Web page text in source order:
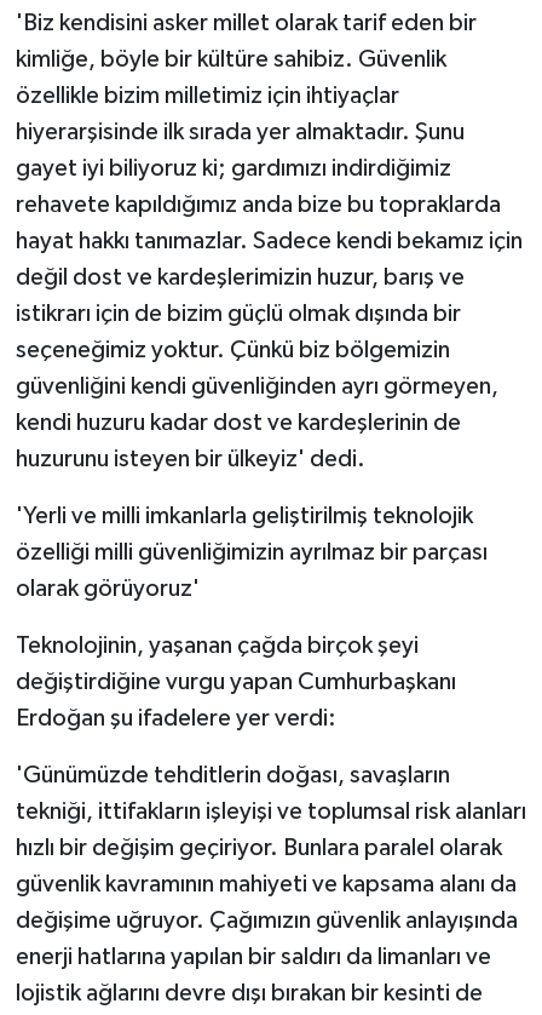
'Biz kendisini asker millet olarak tarif eden bir
kimliğe, böyle bir kültüre sahibiz. Güvenlik
özellikle bizim milletimiz için ihtiyaçlar
hiyerarşisinde ilk sırada yer almaktadır. Şunu
gayet iyi biliyoruz ki; gardımızı indirdiğimiz
rehavete kapıldığımız anda bize bu topraklarda
hayat hakkı tanımazlar. Sadece kendi bekamız için
değil dost ve kardeşlerimizin huzur, barış ve
istikrarı için de bizim güçlü olmak dışında bir
seçeneğimiz yoktur. Çünkü biz bölgemizin
güvenliğini kendi güvenliğinden ayrı görmeyen,
kendi huzuru kadar dost ve kardeşlerinin de
huzurunu isteyen bir ülkeyiz' dedi.
'Yerli ve milli imkanlarla geliştirilmiş teknolojik
özelliği milli güvenliğimizin ayrılmaz bir parçası
olarak görüyoruz'
Teknolojinin, yaşanan çağda birçok şeyi
değiştirdiğine vurgu yapan Cumhurbaşkanı
Erdoğan şu ifadelere yer verdi:
'Günümüzde tehditlerin doğası, savaşların
tekniği, ittifakların işleyişi ve toplumsal risk alanları
hızlı bir değişim geçiriyor. Bunlara paralel olarak
güvenlik kavramının mahiyeti ve kapsama alanı da
değişime uğruyor. Çağımızın güvenlik anlayışında
enerji hatlarına yapılan bir saldırı da limanları ve
lojistik ağlarını devre dışı bırakan bir kesinti de